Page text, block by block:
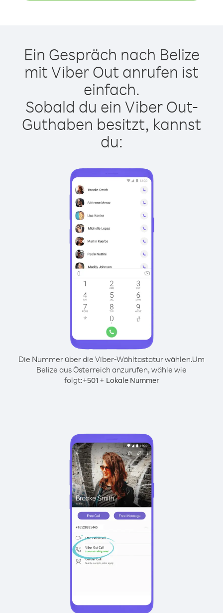
Ein Gespräch nach Belize
mit Viber Out anrufen ist
einfach.
Sobald du ein Viber Out-
Guthaben besitzt, kannst
du:
Die Nummer über die Viber-Wähltastatur wählen.Um
Belize aus Österreich anzurufen, wähle wie
folgt:+501+ Lokale Nummer